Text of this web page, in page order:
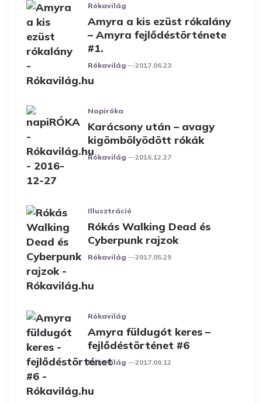
Rókavilág
Amyra a kis ezüst rókalány
– Amyra fejlődéstörténete
#1.
Posted
Rókavilág 2017.06.23
Napiróka
Karácsony után – avagy
kigömbölyödött rókák
Posted
Rókavilág 2016.12.27
Illusztráció
Rókás Walking Dead és
Cyberpunk rajzok
Posted
Rókavilág 2017.05.29
Rókavilág
Amyra füldugót keres –
fejlődéstörténet #6
Posted
Rókavilág 2017.09.12